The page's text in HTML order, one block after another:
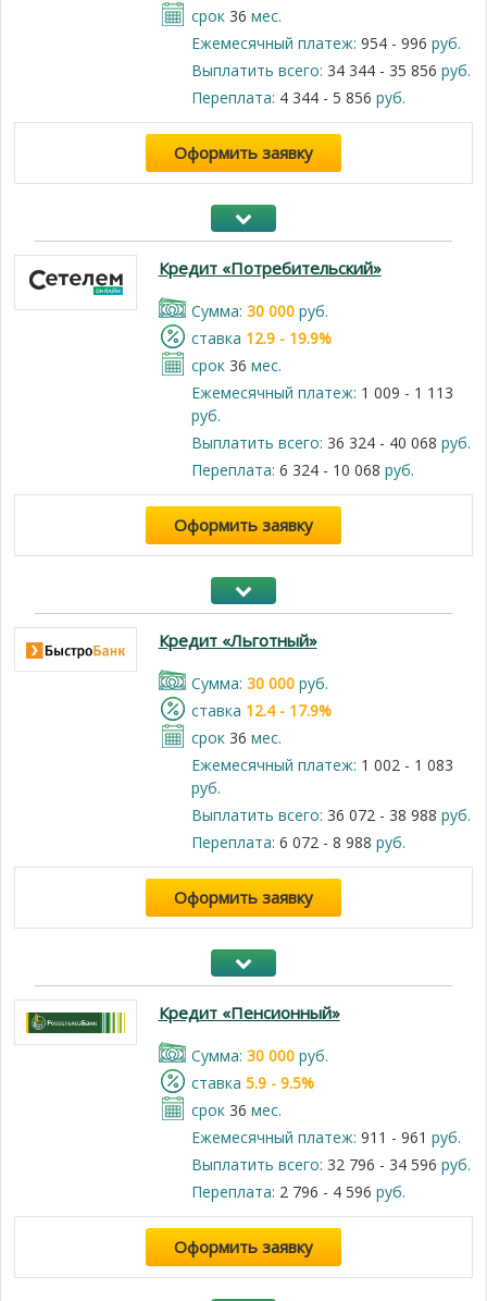
срок 36 мес.
Ежемесячный платеж: 954 - 996 руб.
Выплатить всего: 34 344 - 35 856 руб.
Переплата: 4 344 - 5 856 руб.
Оформить заявку
Кредит «Потребительский»
Cумма: 30 000руб.
cтавка 12.9 - 19.9%
срок 36 мес.
Ежемесячный платеж: 1 009 - 1 113
руб.
Выплатить всего: 36 324 - 40 068 руб.
Переплата: 6 324 - 10 068 руб.
Оформить заявку
Кредит «Льготный»
Cумма: 30 000руб.
cтавка 12.4 - 17.9%
срок 36 мес.
Ежемесячный платеж: 1 002 - 1 083
руб.
Выплатить всего: 36 072 - 38 988 руб.
Переплата: 6 072 - 8 988 руб.
Оформить заявку
Кредит «Пенсионный»
Cумма: 30 000руб.
cтавка 5.9 - 9.5%
срок 36 мес.
Ежемесячный платеж: 911 - 961 руб.
Выплатить всего: 32 796 - 34 596 руб.
Переплата: 2 796 - 4 596 руб.
Оформить заявку